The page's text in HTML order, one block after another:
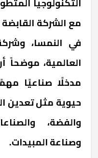
مع الشركة القابضة
في النمسا،
العالمية، موضحاً
مدخلًا صناعيًا
حيوية مثل تعدين
والفضة،
وصناعة المبيدات.